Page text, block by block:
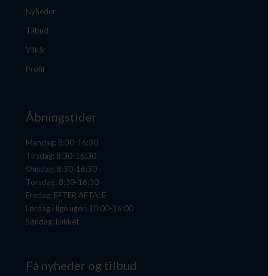
Nyheder
Tilbud
Vilkår
Profil
Åbningstider
Mandag: 8:30-16:30
Tirsdag: 8:30-16:30
Onsdag: 8:30-16:30
Torsdag: 8:30-16:30
Fredag: EFTER AFTALE
Lørdag i lige uger: 10:00-16:00
Søndag: Lukket
Få nyheder og tilbud